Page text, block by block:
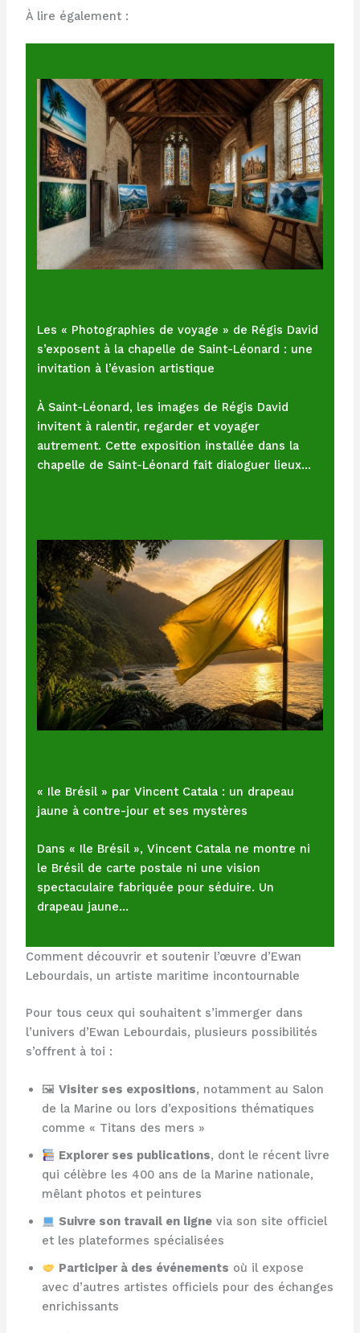
À lire également :
Les « Photographies de voyage » de Régis David
s’exposent à la chapelle de Saint-Léonard : une
invitation à l’évasion artistique
À Saint-Léonard, les images de Régis David
invitent à ralentir, regarder et voyager
autrement. Cette exposition installée dans la
chapelle de Saint-Léonard fait dialoguer lieux…
« Ile Brésil » par Vincent Catala : un drapeau
jaune à contre-jour et ses mystères
Dans « Ile Brésil », Vincent Catala ne montre ni
le Brésil de carte postale ni une vision
spectaculaire fabriquée pour séduire. Un
drapeau jaune…
Comment découvrir et soutenir l’œuvre d’Ewan
Lebourdais, un artiste maritime incontournable
Pour tous ceux qui souhaitent s’immerger dans
l’univers d’Ewan Lebourdais, plusieurs possibilités
s’offrent à toi :
🖼 Visiter ses expositions, notamment au Salon
de la Marine ou lors d’expositions thématiques
comme « Titans des mers »
Explorer ses publications, dont le récent livre
qui célèbre les 400 ans de la Marine nationale,
mêlant photos et peintures
Suivre son travail en ligne via son site officiel
et les plateformes spécialisées
Participer à des événements où il expose
avec d’autres artistes officiels pour des échanges
enrichissants